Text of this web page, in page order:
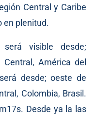
Central y Caribe
en plenitud.
será visible desde;
América del
desde; oeste de
Colombia, Brasil.
Desde ya la las